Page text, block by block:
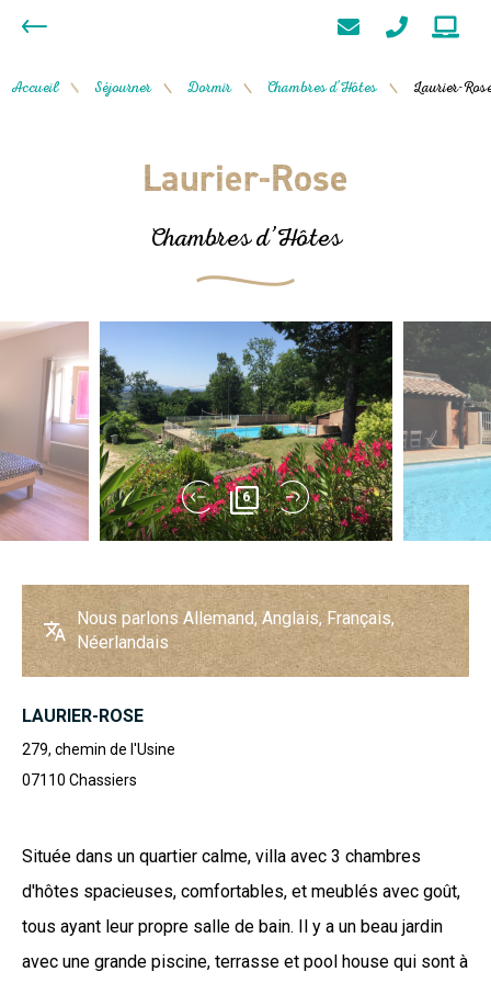
Accueil / Séjourner / Dormir / Chambres d’Hôtes / Laurier-
Laurier-Rose
Chambres d’Hôtes
6
Nous parlons Allemand, Anglais, Français,
Néerlandais
LAURIER-ROSE
279, chemin de l'Usine
07110 Chassiers
Située dans un quartier calme, villa avec 3 chambres
d'hôtes spacieuses, comfortables, et meublés avec goût,
tous ayant leur propre salle de bain. Il y a un beau jardin
avec une grande piscine, terrasse et pool house qui sont à